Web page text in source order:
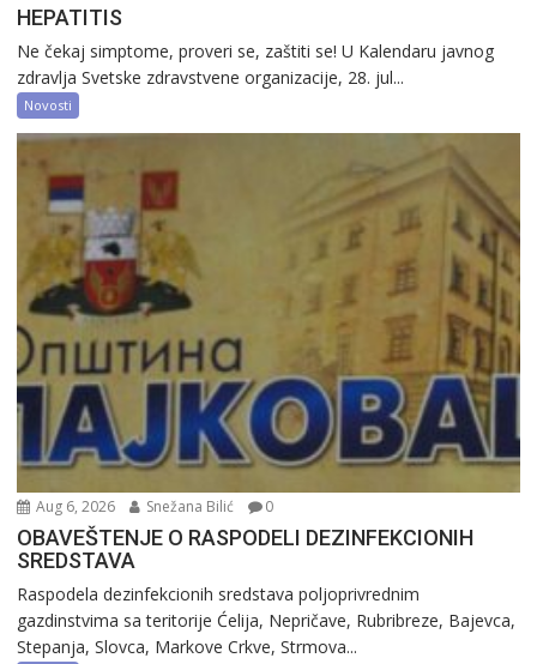
HEPATITIS
Ne čekaj simptome, proveri se, zaštiti se! U Kalendaru javnog
zdravlja Svetske zdravstvene organizacije, 28. jul...
Novosti
Aug 6, 2026 Snežana Bilić 0
OBAVEŠTENJE O RASPODELI DEZINFEKCIONIH
SREDSTAVA
Raspodela dezinfekcionih sredstava poljoprivrednim
gazdinstvima sa teritorije Ćelija, Nepričave, Rubribreze, Bajevca,
Stepanja, Slovca, Markove Crkve, Strmova...